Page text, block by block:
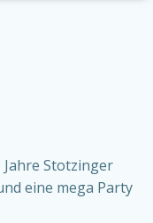
Jahre Stotzinger
eine mega Party